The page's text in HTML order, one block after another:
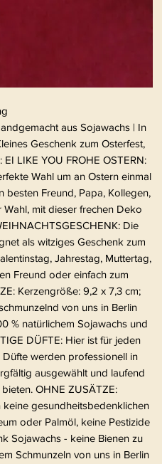
aus Sojawachs | In
Geschenk zum Osterfest,
LIKE YOU FROHE OSTERN:
Wahl um an Ostern einmal
besten Freund, Papa, Kollegen,
mit dieser frechen Deko
Die
als witziges Geschenk zum
Jahrestag, Muttertag,
Freund oder einfach zum
Kerzengröße: 9,2 x 7,3 cm;
von uns in Berlin
% natürlichem Sojawachs und
DÜFTE: Hier ist für jeden
werden professionell in
ausgewählt und laufend
OHNE ZUSÄTZE:
keine gesundheitsbedenklichen
oder Palmöl, keine Pestizide
Sojawachs - keine Bienen zu
Schmunzeln von uns in Berlin